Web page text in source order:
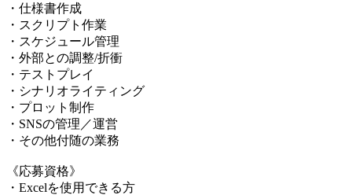
・仕様書作成
・スクリプト作業
・スケジュール管理
・外部との調整/折衝
・テストプレイ
・シナリオライティング
・プロット制作
・SNSの管理／運営
・その他付随の業務
《応募資格》
・Excelを使用できる方